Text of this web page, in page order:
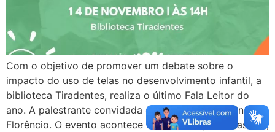
Com o objetivo de promover um debate sobre o
impacto do uso de telas no desenvolvimento infantil, a
biblioteca Tiradentes, realiza o último Fala Leitor do
ano. A palestrante convidada é a pedagoga Fabiana
Florêncio. O evento acontece no dia 14, a partir das 14h,